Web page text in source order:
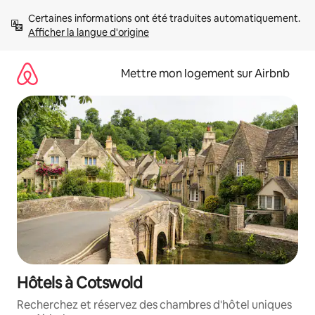
directement
Afficher la langue d'origine
Mettre mon logement sur Airbnb
Hôtels à Cotswold
Recherchez et réservez des chambres d'hôtel uniques